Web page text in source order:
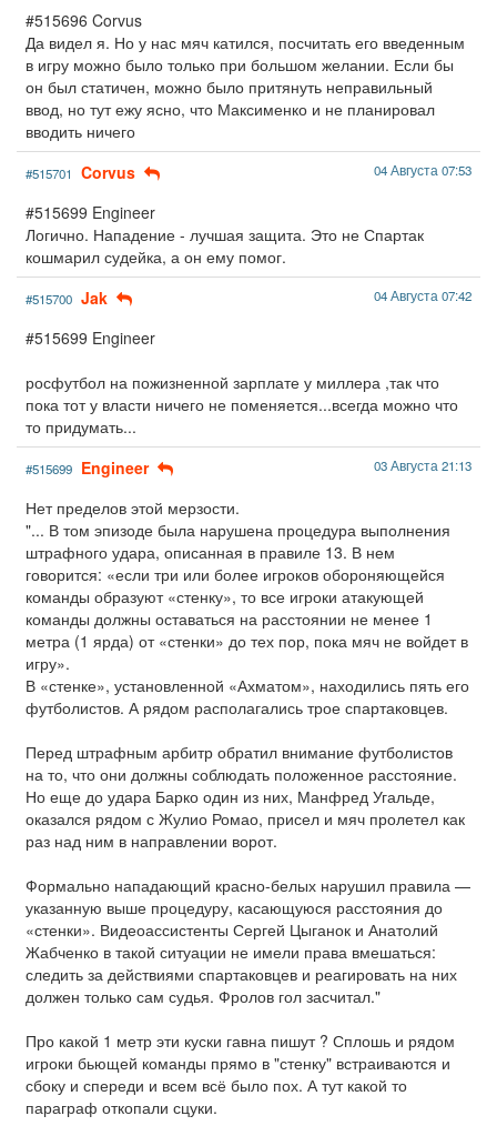
#515696 Corvus
Да видел я. Но у нас мяч катился, посчитать его введенным
в игру можно было только при большом желании. Если бы
он был статичен, можно было притянуть неправильный
ввод, но тут ежу ясно, что Максименко и не планировал
вводить ничего
#515701 Corvus 04 Августа 07:53
#515699 Engineer
Логично. Нападение - лучшая защита. Это не Спартак
кошмарил судейка, а он ему помог.
#515700 Jak 04 Августа 07:42
#515699 Engineer
росфутбол на пожизненной зарплате у миллера ,так что
пока тот у власти ничего не поменяется...всегда можно что
то придумать...
#515699 Engineer 03 Августа 21:13
Нет пределов этой мерзости.
"... В том эпизоде была нарушена процедура выполнения
штрафного удара, описанная в правиле 13. В нем
говорится: «если три или более игроков обороняющейся
команды образуют «стенку», то все игроки атакующей
команды должны оставаться на расстоянии не менее 1
метра (1 ярда) от «стенки» до тех пор, пока мяч не войдет в
игру».
В «стенке», установленной «Ахматом», находились пять его
футболистов. А рядом располагались трое спартаковцев.
Перед штрафным арбитр обратил внимание футболистов
на то, что они должны соблюдать положенное расстояние.
Но еще до удара Барко один из них, Манфред Угальде,
оказался рядом с Жулио Ромао, присел и мяч пролетел как
раз над ним в направлении ворот.
Формально нападающий красно-белых нарушил правила —
указанную выше процедуру, касающуюся расстояния до
«стенки». Видеоассистенты Сергей Цыганок и Анатолий
Жабченко в такой ситуации не имели права вмешаться:
следить за действиями спартаковцев и реагировать на них
должен только сам судья. Фролов гол засчитал."
Про какой 1 метр эти куски гавна пишут ? Сплошь и рядом
игроки бьющей команды прямо в "стенку" встраиваются и
сбоку и спереди и всем всё было пох. А тут какой то
параграф откопали сцуки.